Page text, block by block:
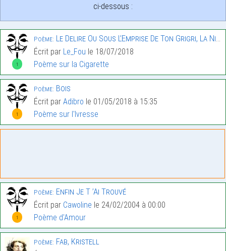
ci-dessous :
1
Poème: Le Delire Ou Sous L’Emprise De Ton Grigri, La Nicotine.
Écrit par Le_Fou le 18/07/2018
Poème sur la Cigarette
1
Poème: Bois
Écrit par Adibro le 01/05/2018 à 15:35
Poème sur l'Ivresse
1
Poème: Enfin Je T ’Ai Trouvé
Écrit par Cawoline le 24/02/2004 à 00:00
Poème d'Amour
Poème: Fab, Kristell